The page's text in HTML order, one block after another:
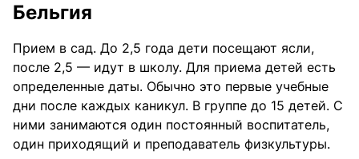
Бельгия
Прием в сад. До 2,5 года дети посещают ясли,
после 2,5 — идут в школу. Для приема детей есть
определенные даты. Обычно это первые учебные
дни после каждых каникул. В группе до 15 детей. С
ними занимаются один постоянный воспитатель,
один приходящий и преподаватель физкультуры.